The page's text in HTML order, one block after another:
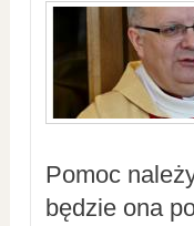
Pomoc
będzie ona